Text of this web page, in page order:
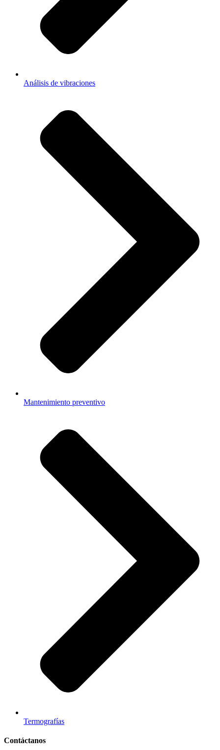
Análisis de vibraciones
Mantenimiento preventivo
Termografías
Contáctanos